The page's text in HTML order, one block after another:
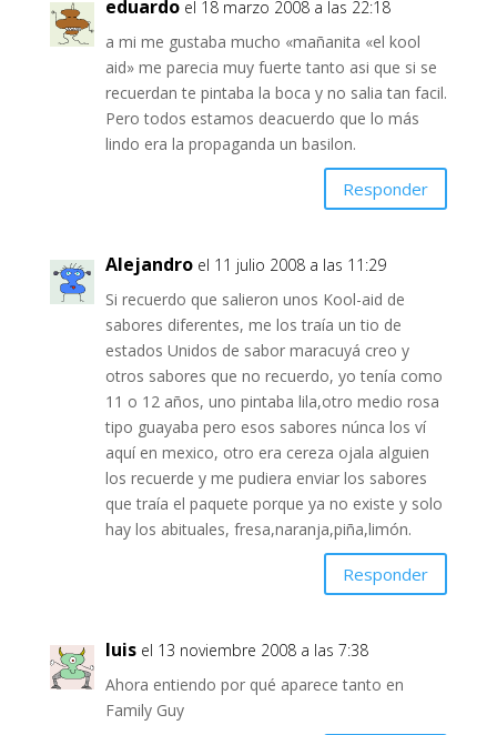
eduardo el 18 marzo 2008 a las 22:18
a mi me gustaba mucho «mañanita «el kool
aid» me parecia muy fuerte tanto asi que si se
recuerdan te pintaba la boca y no salia tan facil.
Pero todos estamos deacuerdo que lo más
lindo era la propaganda un basilon.
Responder
Alejandro el 11 julio 2008 a las 11:29
Si recuerdo que salieron unos Kool-aid de
sabores diferentes, me los traía un tio de
estados Unidos de sabor maracuyá creo y
otros sabores que no recuerdo, yo tenía como
11 o 12 años, uno pintaba lila,otro medio rosa
tipo guayaba pero esos sabores núnca los ví
aquí en mexico, otro era cereza ojala alguien
los recuerde y me pudiera enviar los sabores
que traía el paquete porque ya no existe y solo
hay los abituales, fresa,naranja,piña,limón.
Responder
luis el 13 noviembre 2008 a las 7:38
Ahora entiendo por qué aparece tanto en
Family Guy